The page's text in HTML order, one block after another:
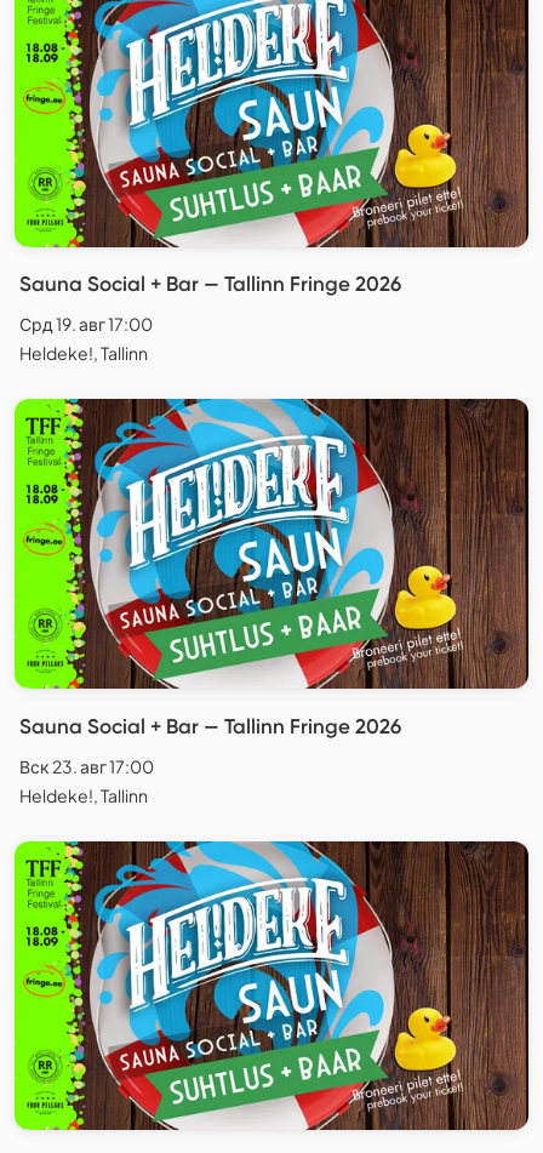
Sauna Social + Bar — Tallinn Fringe 2026
Срд 19. авг 17:00
Heldeke!, Tallinn
Sauna Social + Bar — Tallinn Fringe 2026
Вск 23. авг 17:00
Heldeke!, Tallinn